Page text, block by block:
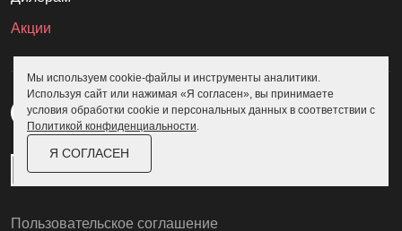
Акции
Пользовательское соглашение
Мы используем cookie-файлы и инструменты аналитики.
Используя сайт или нажимая «Я согласен», вы принимаете
условия обработки cookie и персональных данных в соответствии с
Политикой конфиденциальности.
Я СОГЛАСЕН